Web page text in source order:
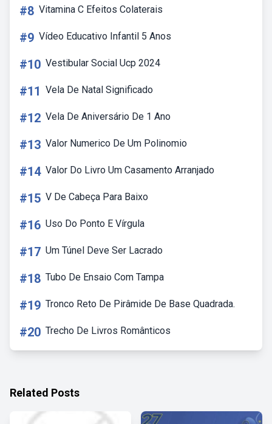
#8 Vitamina C Efeitos Colaterais
#9 Vídeo Educativo Infantil 5 Anos
#10 Vestibular Social Ucp 2024
#11 Vela De Natal Significado
#12 Vela De Aniversário De 1 Ano
#13 Valor Numerico De Um Polinomio
#14 Valor Do Livro Um Casamento Arranjado
#15 V De Cabeça Para Baixo
#16 Uso Do Ponto E Vírgula
#17 Um Túnel Deve Ser Lacrado
#18 Tubo De Ensaio Com Tampa
#19 Tronco Reto De Pirâmide De Base Quadrada.
#20 Trecho De Livros Românticos
Related Posts